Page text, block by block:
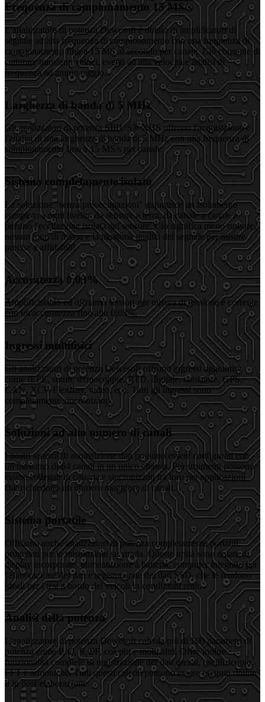
Frequenza di campionamento 15 MS/s
L'analizzatore di potenza Dewesoft è dotato di amplificatori di
segnale ad alta frequenza di campionamento con una frequenza di
campionamento fino a 15 MS al secondo per canale. Ciò consente di
catturare transienti veloci, eventi ad alta velocità e analisi di
frequenza ad ampio raggio.
Larghezza di banda di 5 MHz
Gli analizzatori di potenza SIRUS® XHS offrono l'acquisizione e
l'analisi di una larghezza di banda di 5 MHz con una frequenza di
campionamento fino a 15 MS/s per canale.
Sistema completamente isolato
La soluzione "senza preoccupazioni" garantisce un isolamento
completo a ogni livello: da sensore a terra, da canale a canale e
persino l'eccitazione isolata del sensore. Ciò significa meno rumore,
nessun loop di massa e la massima qualità del segnale per misure
precise e affidabili!
Accuratezza 0,03%
Amplifichiamo ed offriamo sensori per misura di tensione e corrente
con un'accuratezza fino allo 0,03%.
Ingressi multifisici
Gli analizzatori di potenza Dewesoft offrono ingressi aggiuntivi
come IEPE, strain, termocoppie, RTD, digitale, contatore, GPS,
CAN, XCP, FlexRay, video, ecc. Tutti gli ingressi sono
completamente sincronizzati.
Soluzioni ad alto numero di canali
I nostri sistemi di acquisizione dati possono essere configurati con
un massimo di 64 canali in un unico chassis. Più strumenti possono
essere collegati in cascata e sincronizzati tra loro per applicazioni
che richiedono un numero maggiore di canali.
Sistema portatile
Offriamo anche analizzatori di potenza completamente portatili,
progettati per le misurazioni su strada. Queste unità sono dotate di
display incorporato, alimentazione a batteria, computer integrato per
l'elaborazione dei dati e registrazione dei dati SSD, che le rendono
ideali per i test a bordo dei veicoli in condizioni reali.
Analisi della potenza
L'analizzatore di potenza Dewesoft calcola più di 100 parametri di
potenza come P, Q, S, PF, cos phi e molti altri. Offre inoltre
funzionalità complete di registrazione dei dati grezzi, oscilloscopio,
FFT e armoniche. Tutti questi calcoli possono essere eseguiti online
o in post-elaborazione.